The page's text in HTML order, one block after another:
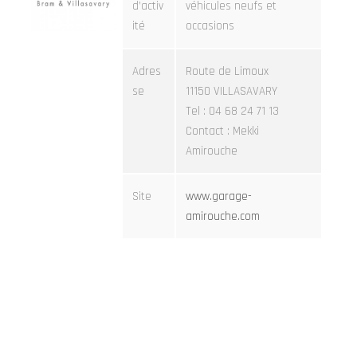
d’activ
ité
véhicules neufs et
occasions
Adres
se
Route de Limoux
11150 VILLASAVARY
Tel : 04 68 24 71 13
Contact : Mekki
Amirouche
Site
www.garage-
amirouche.com